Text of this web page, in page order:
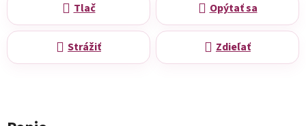
Tlač Opýtať sa
Strážiť Zdieľať